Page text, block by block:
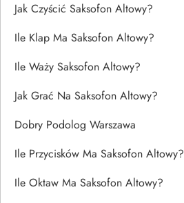
Jak Czyścić Saksofon Altowy?
Ile Klap Ma Saksofon Altowy?
Ile Waży Saksofon Altowy?
Jak Grać Na Saksofon Altowy?
Dobry Podolog Warszawa
Ile Przycisków Ma Saksofon Altowy?
Ile Oktaw Ma Saksofon Altowy?